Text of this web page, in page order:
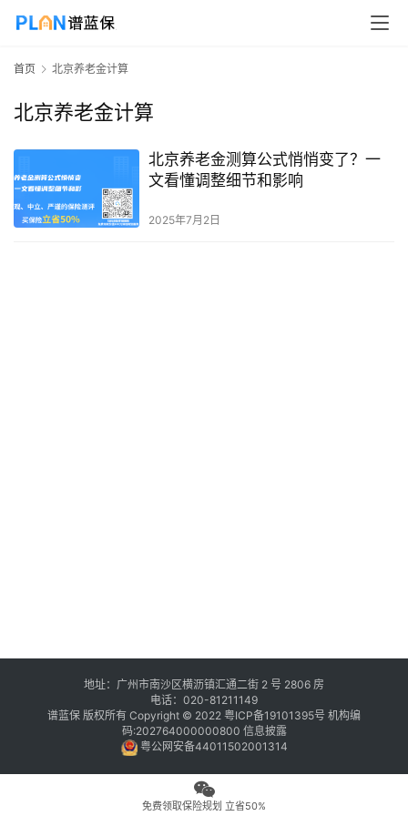
首页 北京养老金计算
北京养老金计算
北京养老金测算公式悄悄变了？一
文看懂调整细节和影响
2025年7月2日
地址：广州市南沙区横沥镇汇通二街 2 号 2806 房
电话：020-81211149
谱蓝保 版权所有 Copyright © 2022 粤ICP备19101395号 机构编
码:202764000000800 信息披露
粤公网安备44011502001314
免费领取保险规划 立省50%